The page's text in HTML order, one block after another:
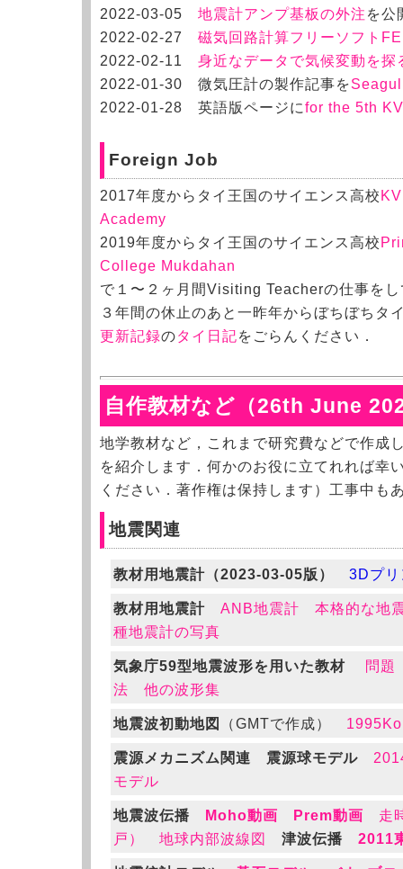
2022-03-05 地震計アンプ基板の外注 を公
2022-02-27 磁気回路計算フリーソフト
2022-02-11 身近なデータで気候変動を探
2022-01-30 微気圧計の製作記事を
2022-01-28 英語版ページにfor the 5th
Foreign Job
2017年度からタイ王国のサイエンス高校
Academy
2019年度からタイ王国のサイエンス高校
College Mukdahan
で１〜２ヶ月間Visiting Teacherの仕事を
３年間の休止のあと一昨年からぼちぼちタ
更新記録のタイ日記をごらんください．
自作教材など（26th June
地学教材など，これまで研究費などで作成
を紹介します．何かのお役に立てれれば幸
ください．著作権は保持します）工事中も
地震関連
教材用地震計（2023-03-05版） 3Dプリ
教材用地震計 ANB地震計
本格的な地
種地震計の写真
気象庁59型地震波形を用いた教材
問題
法
他の波形集
地震波初動地図 （GMTで作成）
震源メカニズム関連 震源球モデル
モデル
地震波伝播 Moho動画 Prem動画
走
戸）
地球内部波線図 津波伝播 2011